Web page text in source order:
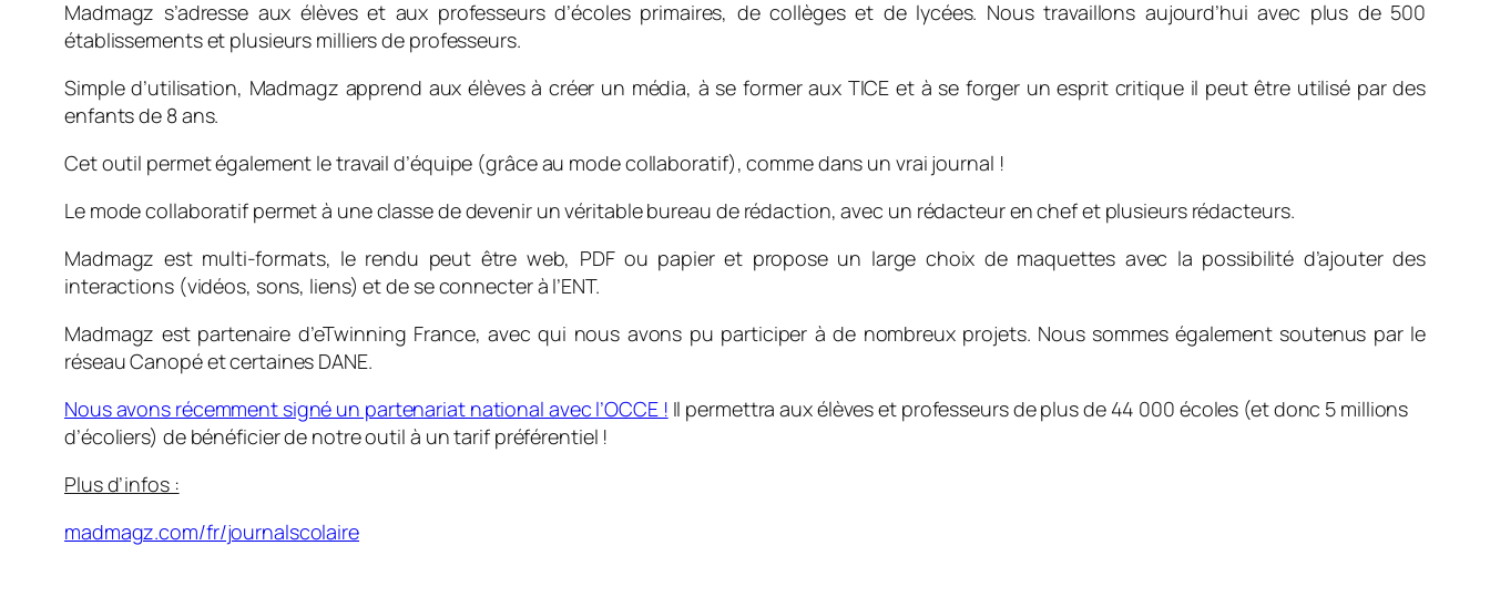
Madmagz s’adresse aux élèves et aux professeurs d’écoles primaires, de collèges et de lycées. Nous travaillons aujourd’hui avec plus de 500
établissements et plusieurs milliers de professeurs.
Simple d’utilisation, Madmagz apprend aux élèves à créer un média, à se former aux TICE et à se forger un esprit critique il peut être utilisé par des
enfants de 8 ans.
Cet outil permet également le travail d’équipe (grâce au mode collaboratif), comme dans un vrai journal !
Le mode collaboratif permet à une classe de devenir un véritable bureau de rédaction, avec un rédacteur en chef et plusieurs rédacteurs.
Madmagz est multi-formats, le rendu peut être web, PDF ou papier et propose un large choix de maquettes avec la possibilité d’ajouter des
interactions (vidéos, sons, liens) et de se connecter à l’ENT.
Madmagz est partenaire d’eTwinning France, avec qui nous avons pu participer à de nombreux projets. Nous sommes également soutenus par le
réseau Canopé et certaines DANE.
Nous avons récemment signé un partenariat national avec l’OCCE ! Il permettra aux élèves et professeurs de plus de 44 000 écoles (et donc 5 millions
d’écoliers) de bénéficier de notre outil à un tarif préférentiel !
Plus d’infos :
madmagz.com/fr/journalscolaire